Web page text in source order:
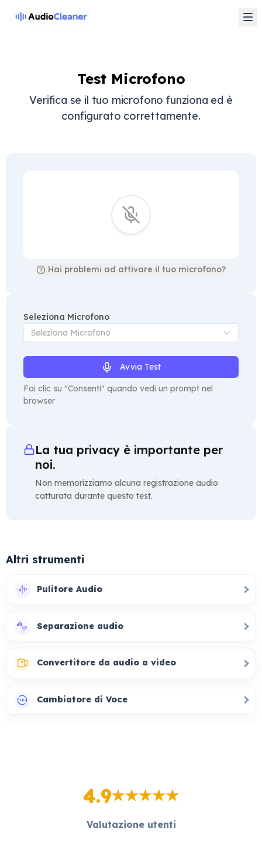
Test Microfono
Verifica se il tuo microfono funziona ed è
configurato correttamente.
Hai problemi ad attivare il tuo microfono?
Seleziona Microfono
Seleziona Microfono
Avvia Test
Fai clic su "Consenti" quando vedi un prompt nel
browser
La tua privacy è importante per
noi.
Non memorizziamo alcuna registrazione audio
catturata durante questo test.
Altri strumenti
Pulitore Audio
Separazione audio
Convertitore da audio a video
Cambiatore di Voce
4.9
Valutazione utenti